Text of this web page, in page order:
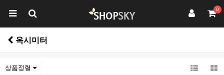
0
옥시미터
상품정렬